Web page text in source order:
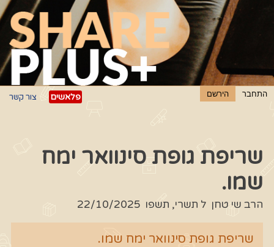
פלאשים צור קשר
שריפת גופת סינוואר ימח
שמו.
הרב שי טחן ל תשרי, תשפו 22/10/2025
שריפת גופת סינוואר ימח שמו.